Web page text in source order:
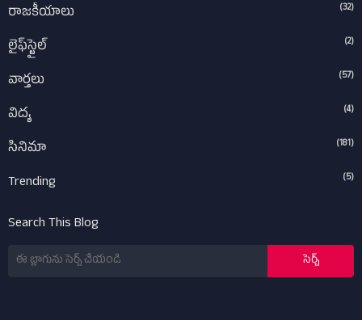
రాజకీయాలు (32)
లైఫ్‌స్టైల్‌ (2)
వార్తలు (57)
విద్య (4)
సినిమా (181)
Trending (5)
Search This Blog